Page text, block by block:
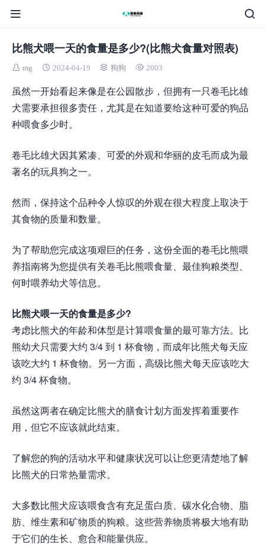
比熊犬喂一天的食量是多少?(比熊犬食量对照表)
mg 2024-04-19 狗狗 2003
虽然一开始看起来像是在公园散步，但拥有一只卷毛比雄
犬需要承担很多责任，尤其是在知道要给这种可爱的狗品
种喂食多少时。
卷毛比雄犬因其紧凑、可爱的外观和华丽的皮毛而成为最
著名的玩具狗之一。
然而，保持这个品种令人惊叹的外观在很大程度上取决于
其食物的质量和数量。
为了帮助您完成这项艰巨的任务，这份全面的卷毛比熊喂
养指南将为您提供有关卷毛比熊喂食量、最佳狗粮类型、
何时喂养幼犬等信息。
比熊犬喂一天的食量是多少?
考虑比熊犬的年龄和体型是计算喂食量的最可靠方法。比
熊幼犬只需要大约 3/4 到 1 杯食物，而成年比熊犬每天应
该吃大约 1 杯食物。另一方面，高级比熊犬每天应该吃大
约 3/4 杯食物。
虽然这两者在确定比熊犬的膳食计划方面发挥着重要作
用，但它不应该就此结束。
了解您的狗的活动水平和健康状况可以让您更清楚地了解
比熊犬的日常热量需求。
大多数比熊犬应该喂食含有充足蛋白质、碳水化合物、脂
肪、维生素和矿物质的狗粮。这些营养物质将极大地有助
于它们的生长、愈合和能量供应。